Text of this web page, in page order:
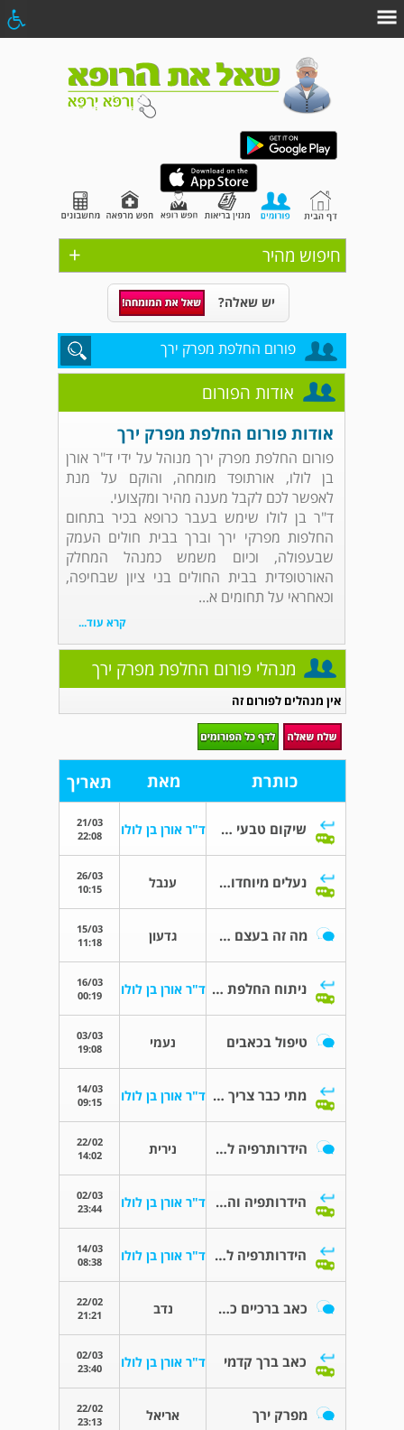
+ חיפוש מהיר
יש שאלה?
פורום החלפת מפרק ירך
אודות הפורום
אודות פורום החלפת מפרק ירך
פורום החלפת מפרק ירך מנוהל על ידי ד"ר אורן
בן לולו, אורתופד מומחה, והוקם על מנת
לאפשר לכם לקבל מענה מהיר ומקצועי.
ד"ר בן לולו שימש בעבר כרופא בכיר בתחום
החלפות מפרקי ירך וברך בבית חולים העמק
שבעפולה, וכיום משמש כמנהל המחלק
האורטופדית בבית החולים בני ציון שבחיפה,
וכאחראי על תחומים א...
קרא עוד...
מנהלי פורום החלפת מפרק ירך
אין מנהלים לפורום זה
כותרת מאת תאריך
שיקום טבעי של הסחוס ד"ר אורן בן לולו
21/03
22:08
נעלים מיוחדות לשחיקת סחוס ענבל
26/03
10:15
מה זה בעצם הליך החלפת מפרק ירך גדעון
15/03
11:18
ניתוח החלפת ירך ד"ר אורן בן לולו
16/03
00:19
טיפול בכאבים נעמי
03/03
19:08
מתי כבר צריך לפנות לרופא ד"ר אורן בן לולו
14/03
09:15
הידרותרפיה לאחר ניתוח להחלפת ירך נירית
22/02
14:02
הידרותפיה והחלפת ירך ד"ר אורן בן לולו
02/03
23:44
הידרותרפיה לאחר ניתוח להחלפת ירך ד"ר אורן בן לולו
14/03
08:38
כאב ברכיים כמה שנים טובות נדב
22/02
21:21
כאב ברך קדמי ד"ר אורן בן לולו
02/03
23:40
מפרק ירך אריאל
22/02
23:13